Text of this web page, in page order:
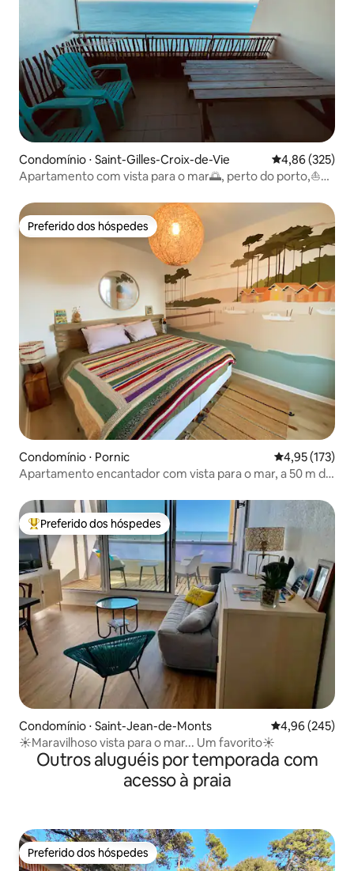
Condomínio ⋅ Saint-Gilles-Croix-de-Vie 4,86 de uma
4,86 (325)
Apartamento com vista para o mar🌅, perto do porto,⛵️⚓️
Preferido dos hóspedes
Preferido dos hóspedes
Condomínio ⋅ Pornic 4,95 de uma
4,95 (173)
Apartamento encantador com vista para o mar, a 50 m do
Entre os melhores preferidos dos hóspedes
Preferido dos hóspedes
Condomínio ⋅ Saint-Jean-de-Monts 4,96 de uma
4,96 (245)
☀️Maravilhoso vista para o mar... Um favorito☀️
Outros aluguéis por temporada com
acesso à praia
Preferido dos hóspedes
Preferido dos hóspedes